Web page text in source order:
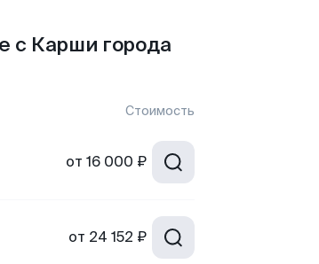
с Карши города
Стоимость
от 16 000 ₽
от 24 152 ₽